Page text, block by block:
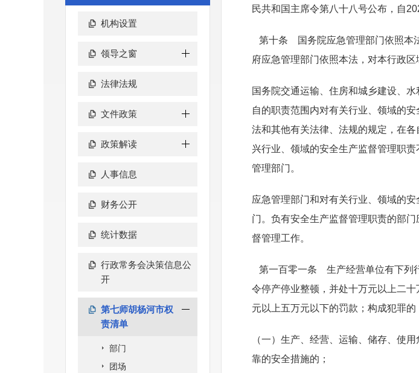
机构设置
领导之窗
法律法规
文件政策
政策解读
人事信息
财务公开
统计数据
行政常务会决策信息公
开
第七师胡杨河市权
责清单
部门
团场
民共和国主席令第八十八号公布，自
第十条 国务院应急管理部门依照本
府应急管理部门依照本法，对本行政
国务院交通运输、住房和城乡建设、
自的职责范围内对有关行业、领域的
法和其他有关法律、法规的规定，在
兴行业、领域的安全生产监督管理职
管理部门。
应急管理部门和对有关行业、领域的
门。负有安全生产监督管理职责的部
督管理工作。
第一百零一条 生产经营单位有下列
令停产停业整顿，并处十万元以上二
元以上五万元以下的罚款；构成犯罪
（一）生产、经营、运输、储存、使
靠的安全措施的；